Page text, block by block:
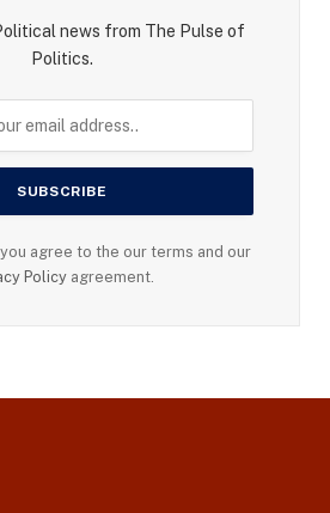
news from The Pulse of
Politics.
you agree to the our terms and our
Policy agreement.